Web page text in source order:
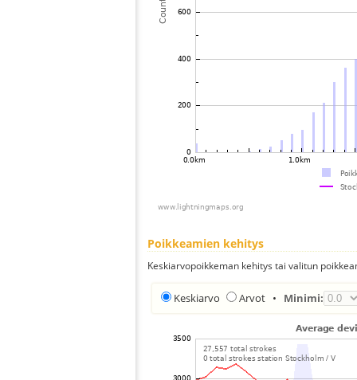
Poikkeamien kehitys
Keskiarvopoikkeman kehitys tai valitun
Keskiarvo Arvot • Minimi: